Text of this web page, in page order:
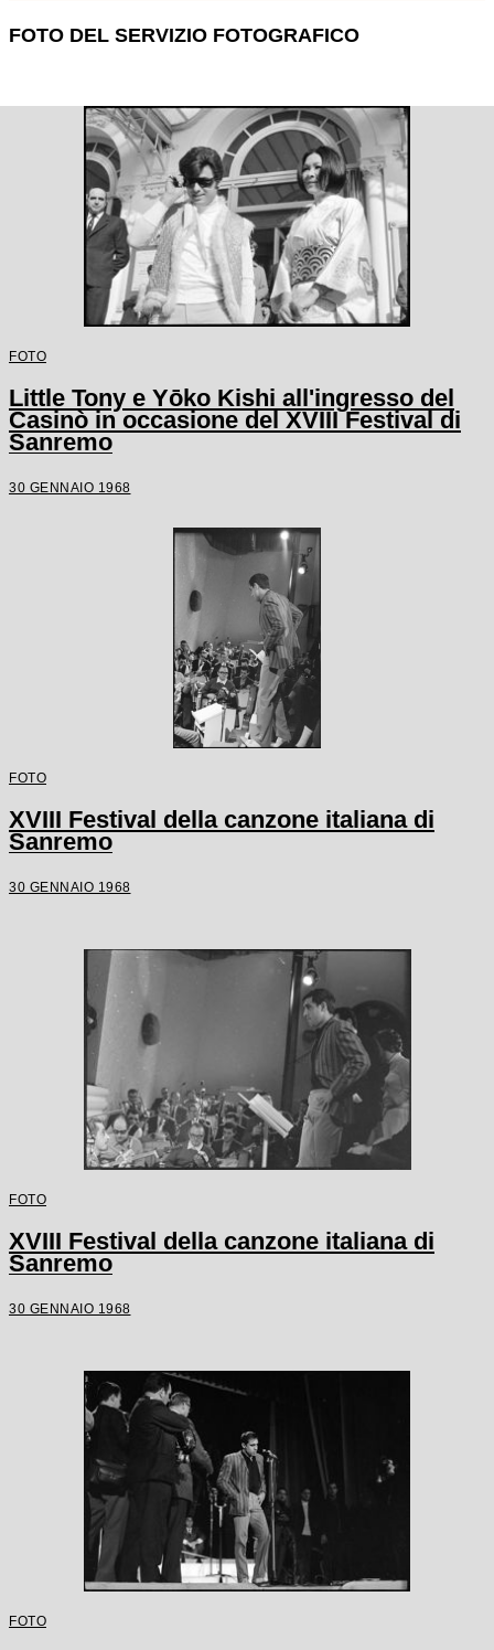
FOTO DEL SERVIZIO FOTOGRAFICO
FOTO
Little Tony e Yōko Kishi all'ingresso del
Casinò in occasione del XVIII Festival di
Sanremo
30 GENNAIO 1968
FOTO
XVIII Festival della canzone italiana di
Sanremo
30 GENNAIO 1968
FOTO
XVIII Festival della canzone italiana di
Sanremo
30 GENNAIO 1968
FOTO